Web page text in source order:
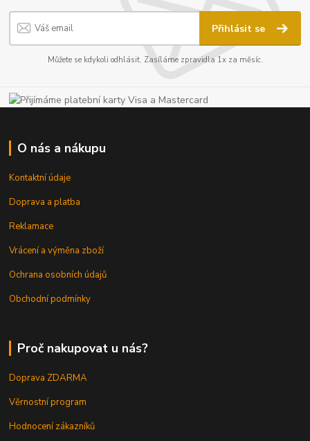
Přihlásit se
Můžete se kdykoli odhlásit. Zasíláme zpravidla 1x za měsíc.
O nás a nákupu
Kontaktní údaje
Doprava a platba
Reklamace
Vrácení a výměna zboží
Ochrana osobních údajů
Obchodní podmínky
Proč nakupovat u nás?
Doprava ZDARMA
Věrnostní program
Hodnocení zákazníků